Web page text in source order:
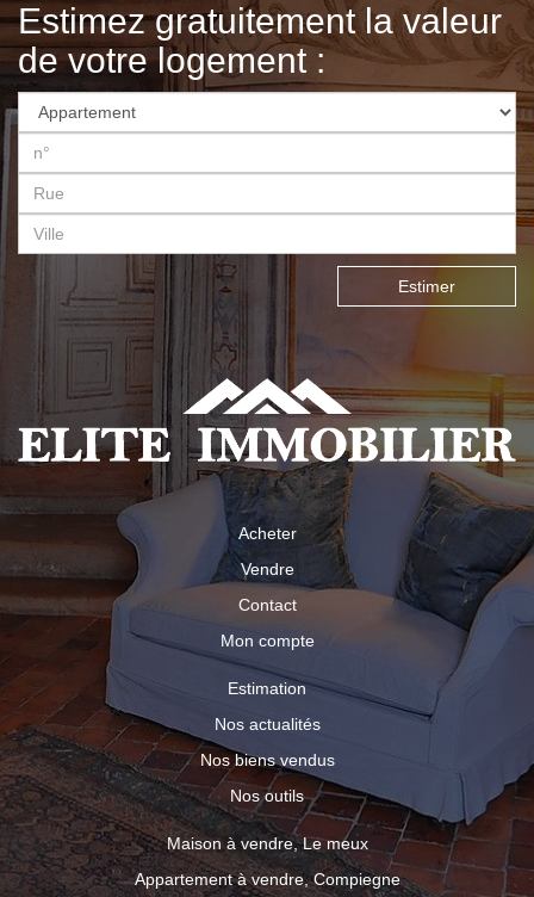
Estimez gratuitement la valeur
de votre logement :
Estimer
Acheter
Vendre
Contact
Mon compte
Estimation
Nos actualités
Nos biens vendus
Nos outils
Maison à vendre, Le meux
Appartement à vendre, Compiegne